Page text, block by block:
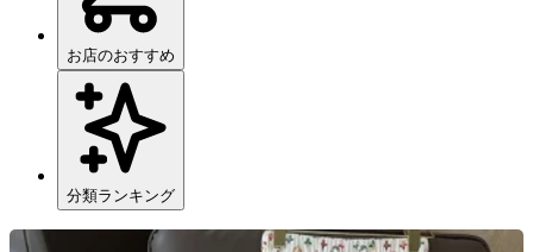
お店のおすすめ
分類ランキング